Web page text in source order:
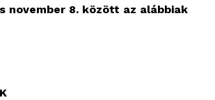
november 8. között az alábbiak